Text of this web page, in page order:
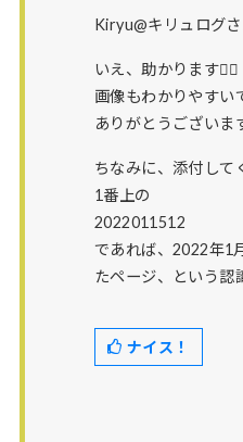
Kiryu@キリュログ
いえ、助かります🙆‍♀️
画像もわかりやすい
ありがとうございま
ちなみに、添付して
1番上の
2022011512
であれば、2022年1
たページ、という認
ナイス！